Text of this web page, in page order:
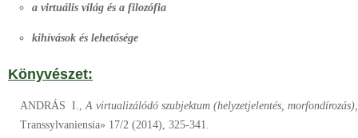
a virtuális világ és a filozófia
kihívások és lehetősége
Könyvészet:
ANDRÁS I., A virtualizálódó szubjektum (helyzetjelentés,
Transsylvaniensia» 17/2 (2014), 325-341.